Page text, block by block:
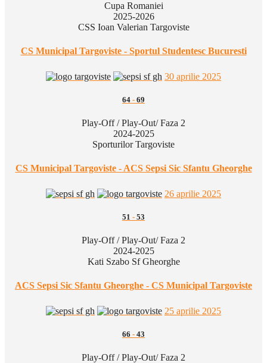
Cupa Romaniei
2025-2026
CSS Ioan Valerian Targoviste
CS Municipal Targoviste - Sportul Studentesc Bucuresti
30 aprilie 2025
64 - 69
Play-Off / Play-Out/ Faza 2
2024-2025
Sporturilor Targoviste
CS Municipal Targoviste - ACS Sepsi Sic Sfantu Gheorghe
26 aprilie 2025
51 - 53
Play-Off / Play-Out/ Faza 2
2024-2025
Kati Szabo Sf Gheorghe
ACS Sepsi Sic Sfantu Gheorghe - CS Municipal Targoviste
25 aprilie 2025
66 - 43
Play-Off / Play-Out/ Faza 2